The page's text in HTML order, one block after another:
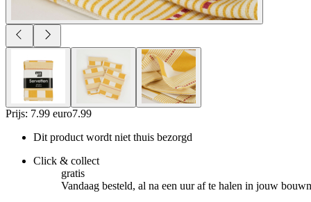
Prijs: 7.99 euro7.99
Dit product wordt niet thuis bezorgd
Click & collect
gratis
Vandaag besteld, al na een uur af te halen in jouw